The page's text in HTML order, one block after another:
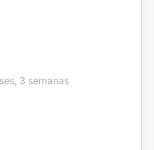
3 semanas